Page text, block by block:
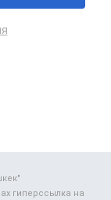
гиперссылка на